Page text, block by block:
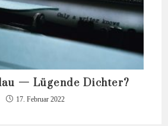
— Lügende Dichter?
17. Februar 2022